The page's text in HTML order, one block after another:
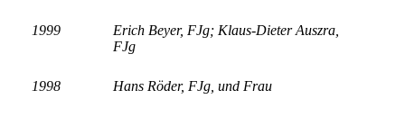
1999
Erich Beyer, FJg; Klaus-Dieter Auszra,
FJg
1998 Hans Röder, FJg, und Frau